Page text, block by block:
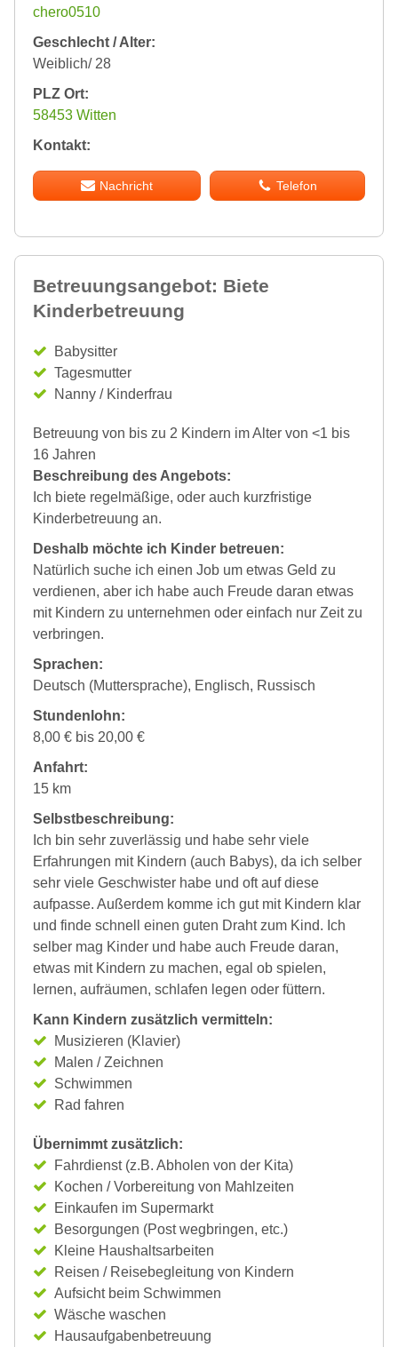
chero0510
Geschlecht / Alter:
Weiblich/ 28
PLZ Ort:
58453 Witten
Kontakt:
Nachricht Telefon
Betreuungsangebot: Biete
Kinderbetreuung
Babysitter
Tagesmutter
Nanny / Kinderfrau
Betreuung von bis zu 2 Kindern im Alter von <1 bis
16 Jahren
Beschreibung des Angebots:
Ich biete regelmäßige, oder auch kurzfristige
Kinderbetreuung an.
Deshalb möchte ich Kinder betreuen:
Natürlich suche ich einen Job um etwas Geld zu
verdienen, aber ich habe auch Freude daran etwas
mit Kindern zu unternehmen oder einfach nur Zeit zu
verbringen.
Sprachen:
Deutsch (Muttersprache), Englisch, Russisch
Stundenlohn:
8,00 € bis 20,00 €
Anfahrt:
15 km
Selbstbeschreibung:
Ich bin sehr zuverlässig und habe sehr viele
Erfahrungen mit Kindern (auch Babys), da ich selber
sehr viele Geschwister habe und oft auf diese
aufpasse. Außerdem komme ich gut mit Kindern klar
und finde schnell einen guten Draht zum Kind. Ich
selber mag Kinder und habe auch Freude daran,
etwas mit Kindern zu machen, egal ob spielen,
lernen, aufräumen, schlafen legen oder füttern.
Kann Kindern zusätzlich vermitteln:
Musizieren (Klavier)
Malen / Zeichnen
Schwimmen
Rad fahren
Übernimmt zusätzlich:
Fahrdienst (z.B. Abholen von der Kita)
Kochen / Vorbereitung von Mahlzeiten
Einkaufen im Supermarkt
Besorgungen (Post wegbringen, etc.)
Kleine Haushaltsarbeiten
Reisen / Reisebegleitung von Kindern
Aufsicht beim Schwimmen
Wäsche waschen
Hausaufgabenbetreuung